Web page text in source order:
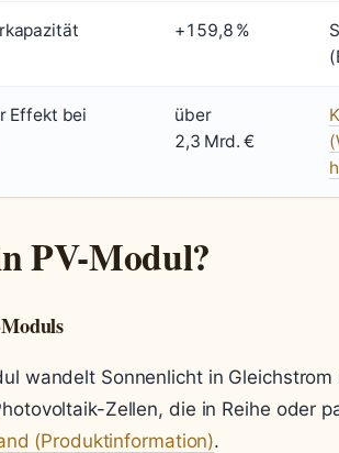
+159,8 %
Effekt bei
über
2,3 Mrd. €
PV-Modul?
wandelt Sonnenlicht in
Zellen, die in Reihe oder
(Produktinformation).